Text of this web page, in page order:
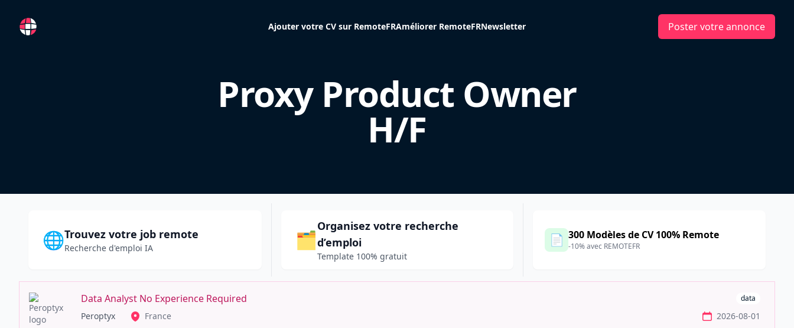
RemoteFR Ajouter votre CV sur RemoteFRAméliorer RemoteFRNewsletter Poster votre annonce
Proxy Product Owner
H/F
🌐Trouvez votre job remote
Recherche d'emploi IA 🗂️
Organisez votre recherche
d’emploi
Template 100% gratuit
📄 300 Modèles de CV 100% Remote
-10% avec REMOTEFR
Data Analyst No Experience Required data
Peroptyx France 2026-08-01